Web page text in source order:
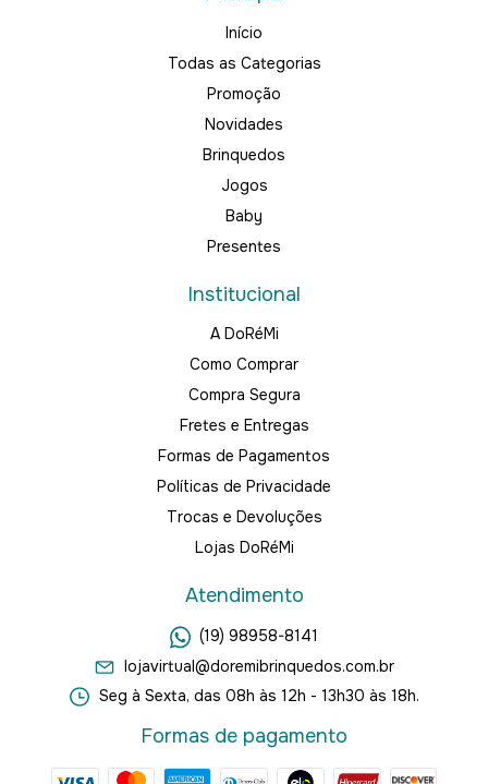
Início
Todas as Categorias
Promoção
Novidades
Brinquedos
Jogos
Baby
Presentes
Institucional
A DoRéMi
Como Comprar
Compra Segura
Fretes e Entregas
Formas de Pagamentos
Políticas de Privacidade
Trocas e Devoluções
Lojas DoRéMi
Atendimento
(19) 98958-8141
lojavirtual@doremibrinquedos.com.br
Seg à Sexta, das 08h às 12h - 13h30 às 18h.
Formas de pagamento